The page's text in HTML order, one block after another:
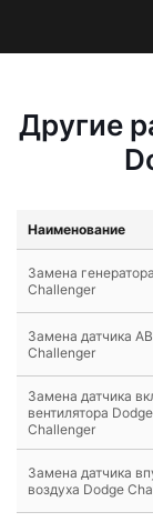
Другие
Наименование
Замена
Challenger
Замена датчика
Challenger
Замена датчика
вентилятора Dodge
Challenger
Замена датчика
воздуха Dodge